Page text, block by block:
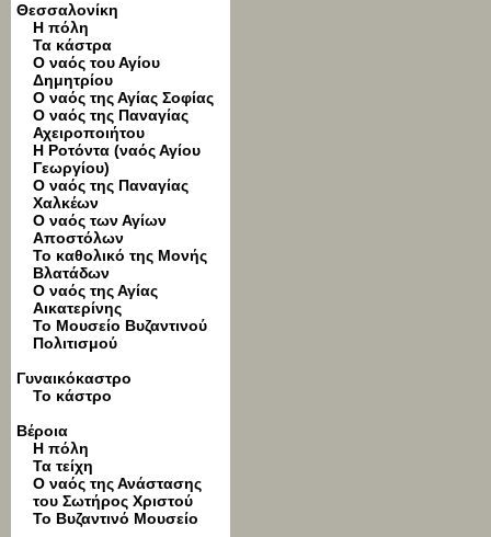
Θεσσαλονίκη
Η πόλη
Τα κάστρα
Ο ναός του Αγίου
Δημητρίου
Ο ναός της Αγίας Σοφίας
Ο ναός της Παναγίας
Αχειροποιήτου
Η Ροτόντα (ναός Αγίου
Γεωργίου)
Ο ναός της Παναγίας
Χαλκέων
Ο ναός των Αγίων
Αποστόλων
Το καθολικό της Μονής
Βλατάδων
Ο ναός της Αγίας
Αικατερίνης
Το Μουσείο Βυζαντινού
Πολιτισμού
Γυναικόκαστρο
Το κάστρο
Βέροια
Η πόλη
Τα τείχη
Ο ναός της Ανάστασης
του Σωτήρος Χριστού
Το Βυζαντινό Μουσείο